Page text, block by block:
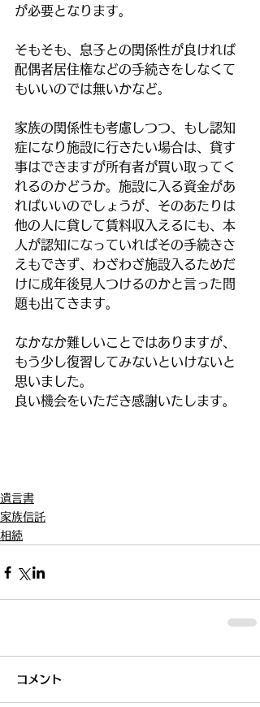
が必要となります。
そもそも、息子との関係性が良ければ
配偶者居住権などの手続きをしなくて
もいいのでは無いかなど。
家族の関係性も考慮しつつ、もし認知
症になり施設に行きたい場合は、貸す
事はできますが所有者が買い取ってく
れるのかどうか。施設に入る資金があ
ればいいのでしょうが、そのあたりは
他の人に貸して賃料収入えるにも、本
人が認知になっていればその手続きさ
えもできず、わざわざ施設入るためだ
けに成年後見人つけるのかと言った問
題も出てきます。
なかなか難しいことではありますが、
もう少し復習してみないといけないと
思いました。
良い機会をいただき感謝いたします。
遺言書
家族信託
相続
コメント